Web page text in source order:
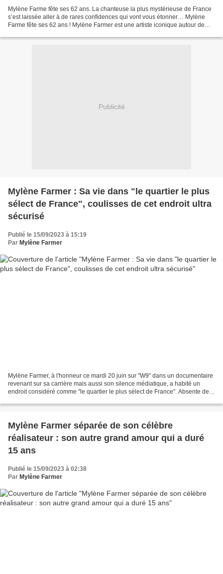
Mylène Farme fête ses 62 ans. La chanteuse la plus mystérieuse de France
s’est laissée aller à de rares confidences qui vont vous étonner… Mylène
Farme fête ses 62 ans ! Mylène Farmer est une artiste iconique autour de
Publicité
Mylène Farmer : Sa vie dans "le quartier le plus
sélect de France", coulisses de cet endroit ultra
sécurisé
Publié le 15/09/2023 à 15:19
Par Mylène Farmer
Mylène Farmer, à l'honneur ce mardi 20 juin sur "W9" dans un documentaire
revenant sur sa carrière mais aussi son silence médiatique, a habité un
endroit considéré comme "le quartier le plus sélect de France". Absente des
Mylène Farmer séparée de son célèbre
réalisateur : son autre grand amour qui a duré
15 ans
Publié le 15/09/2023 à 02:38
Par Mylène Farmer